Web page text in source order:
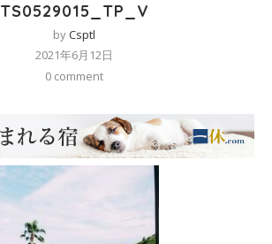
TS0529015_TP_V
byCsptl
2021年6月12日
0 comment